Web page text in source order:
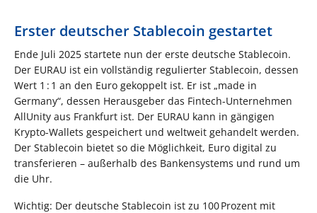
Erster deutscher Stablecoin gestartet
Ende Juli 2025 startete nun der erste deutsche Stablecoin.
Der EURAU ist ein vollständig regulierter Stablecoin, dessen
Wert 1 : 1 an den Euro gekoppelt ist. Er ist „made in
Germany“, dessen Herausgeber das Fintech-Unternehmen
AllUnity aus Frankfurt ist. Der EURAU kann in gängigen
Krypto-Wallets gespeichert und weltweit gehandelt werden.
Der Stablecoin bietet so die Möglichkeit, Euro digital zu
transferieren – außerhalb des Bankensystems und rund um
die Uhr.
Wichtig: Der deutsche Stablecoin ist zu 100 Prozent mit